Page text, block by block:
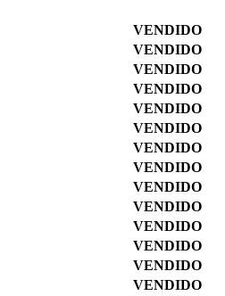
VENDIDO
VENDIDO
VENDIDO
VENDIDO
VENDIDO
VENDIDO
VENDIDO
VENDIDO
VENDIDO
VENDIDO
VENDIDO
VENDIDO
VENDIDO
VENDIDO